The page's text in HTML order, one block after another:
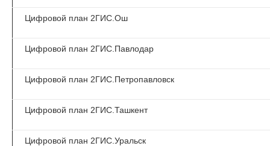
Цифровой план 2ГИС.Ош
Цифровой план 2ГИС.Павлодар
Цифровой план 2ГИС.Петропавловск
Цифровой план 2ГИС.Ташкент
Цифровой план 2ГИС.Уральск